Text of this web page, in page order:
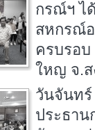
กรณ์ฯ ไ
สหกรณ์
ครบรอ
ใหญ จ.
วันจันทร์
ประธา